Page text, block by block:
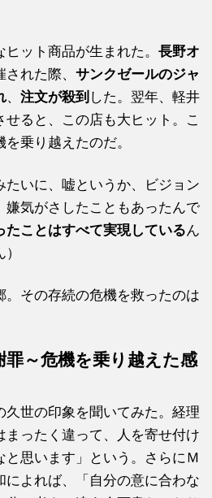
ヒット商品が生まれた。長野オ
された際、サンクゼールのジャ
、注文が殺到 した。翌年、軽井
ると、この店も大ヒット。こ
乗り越えたのだ。
たいに、嘘というか、ビジョン
嫌気がさしたこともあったんで
たことはすべて実現しているん
。その存続の危機を救ったのは
罪～危機を乗り越えた感
久世の印象を聞いてみた。経理
まったく違って、人を寄せ付け
と思います」という。さらにＭ
によれば、「自分の意に合わな